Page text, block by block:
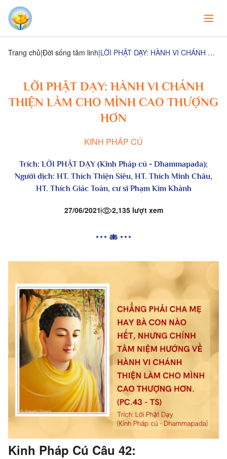
Trang chủ Đời sống tâm linh LỜI PHẬT DẠY: HÀNH VI CHÁNH THIỆN LÀM CHO MÌNH CAO THƯỢNG HƠN
LỜI PHẬT DẠY: HÀNH VI CHÁNH
THIỆN LÀM CHO MÌNH CAO THƯỢNG
HƠN
KINH PHÁP CÚ
Trích: LỜI PHẬT DẠY (Kinh Pháp cú - Dhammapada);
Người dịch: HT. Thích Thiện Siêu, HT. Thích Minh Châu,
HT. Thích Giác Toàn, cư sĩ Phạm Kim Khánh
27/06/2021 2,135 lượt xem
Kinh Pháp Cú Câu 42: